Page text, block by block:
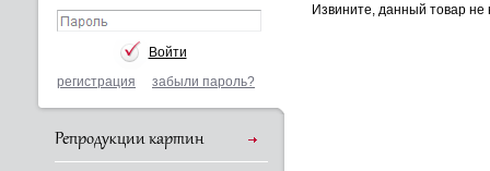
регистрация забыли пароль?
Репродукции картин
Извините, данный товар не